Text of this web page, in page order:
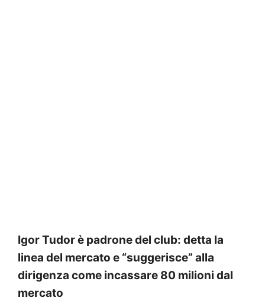
Igor Tudor è padrone del club: detta la
linea del mercato e “suggerisce” alla
dirigenza come incassare 80 milioni dal
mercato